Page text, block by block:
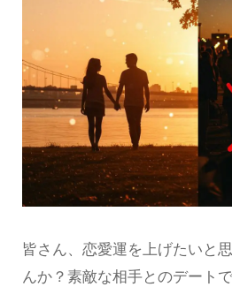
皆さん、恋愛運を上げたいと
んか？素敵な相手とのデート